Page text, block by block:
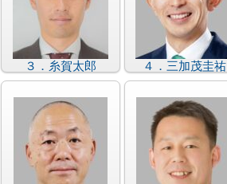
３．糸賀太郎 ４．三加茂圭祐